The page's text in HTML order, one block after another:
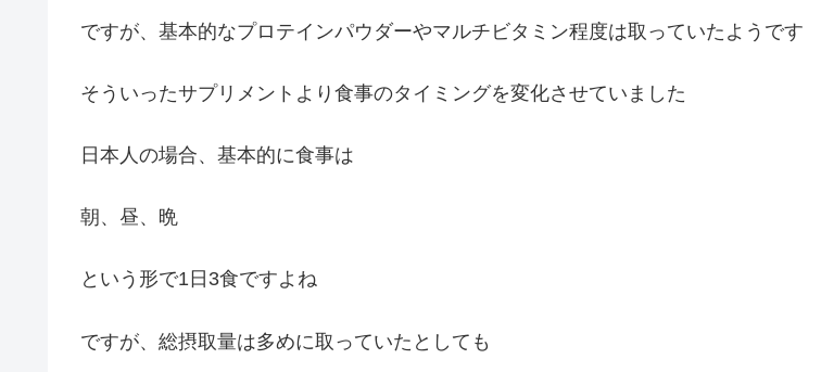
ですが、基本的なプロテインパウダーやマルチビタミン程度は取っていたようです
そういったサプリメントより食事のタイミングを変化させていました
日本人の場合、基本的に食事は
朝、昼、晩
という形で1日3食ですよね
ですが、総摂取量は多めに取っていたとしても